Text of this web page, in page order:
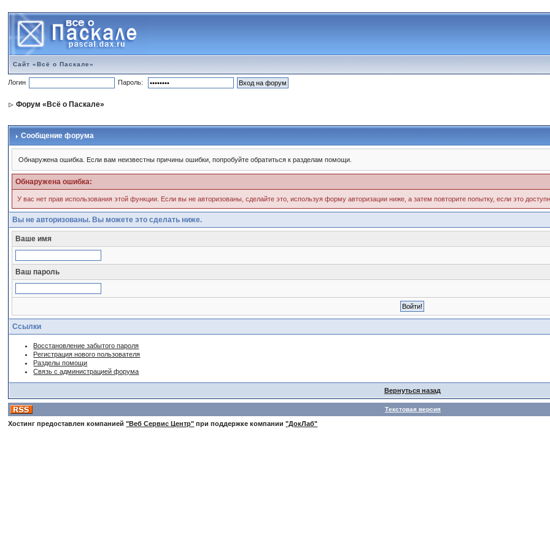
Сайт «Всё о Паскале»
Логин Пароль:
Форум «Всё о Паскале»
Сообщение форума
Обнаружена ошибка. Если вам неизвестны причины ошибки, попробуйте обратиться к разделам помощи.
Обнаружена ошибка:
У вас нет прав использования этой функции. Если вы не авторизованы, сделайте это, используя форму авторизации ниже, а затем повторите попытку, если это
Вы не авторизованы. Вы можете это сделать ниже.
Ваше имя
Ваш пароль
Ссылки
Восстановление забытого пароля
Регистрация нового пользователя
Разделы помощи
Связь с администрацией форума
Вернуться назад
Текстовая версия
Хостинг предоставлен компанией"Веб Сервис Центр" при поддержке компании"ДокЛаб"